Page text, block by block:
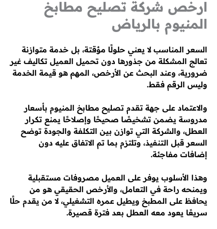
ارخص شركة تصليح مطابخ
المنيوم بالرياض
السعر المناسب لا يعني حلولًا مؤقتة، بل خدمة متوازنة
تعالج المشكلة من جذورها دون تحميل العميل تكاليف غير
ضرورية، وعند البحث عن الأرخص، المهم هو قيمة الخدمة
وليس الرقم فقط.
والاعتماد على جهة تقدم تصليح مطابخ المنيوم بأسعار
مدروسة يضمن تشخيصًا صحيحًا وإصلاحًا يمنع تكرار
العطل، والشركة التي توازن بين التكلفة والجودة توضح
السعر قبل التنفيذ، وتلتزم بما تم الاتفاق عليه دون
إضافات مفاجئة.
وهذا الأسلوب يوفر على العميل مصروفات مستقبلية
ويمنحه راحة في التعامل، والأرخص الحقيقي هو من
يحافظ على المطبخ ويطيل عمره التشغيلي، لا من يقدم حلًا
سريعًا يعود معه العطل بعد فترة قصيرة.